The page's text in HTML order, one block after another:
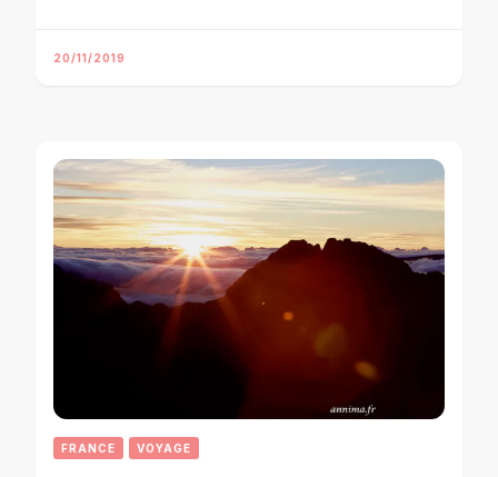
20/11/2019
FRANCE VOYAGE